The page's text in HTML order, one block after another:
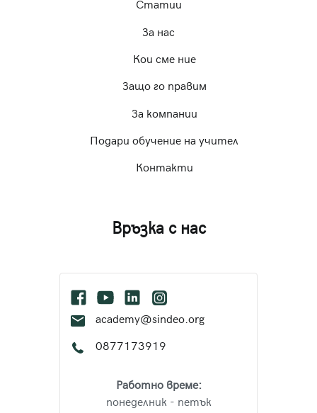
Статии
За нас
Кои сме ние
Защо го правим
За компании
Подари обучение на учител
Контакти
Връзка с нас
academy@sindeo.org
0877173919
Работно време:
понеделник - петък